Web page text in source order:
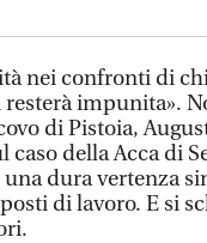
nei confronti di
impunita».
di Pistoia,
caso della Acca di
dura vertenza
di lavoro. E si